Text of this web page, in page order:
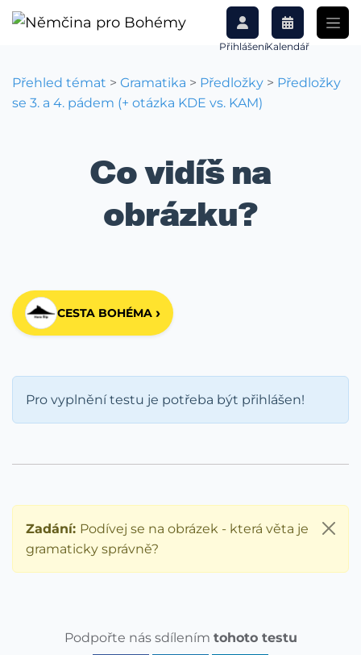
PřihlášeníKalendář
Přehled témat > Gramatika > Předložky > Předložky
se 3. a 4. pádem (+ otázka KDE vs. KAM)
Co vidíš na
obrázku?
CESTA BOHÉMA ›
Pro vyplnění testu je potřeba být přihlášen!
Zadání: Podívej se na obrázek - která věta je
gramaticky správně?
Podpořte nás sdílením tohoto testu